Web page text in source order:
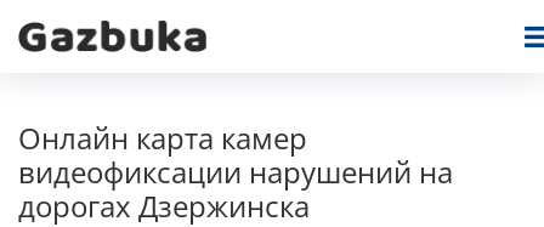
Онлайн карта камер
видеофиксации нарушений на
дорогах Дзержинска